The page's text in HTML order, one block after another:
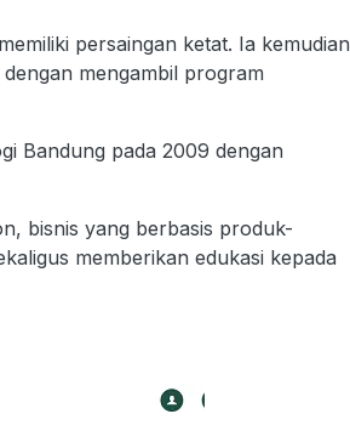
persaingan ketat. Ia kemudian
mengambil program
Bandung pada 2009 dengan
bisnis yang berbasis produk-
memberikan edukasi kepada